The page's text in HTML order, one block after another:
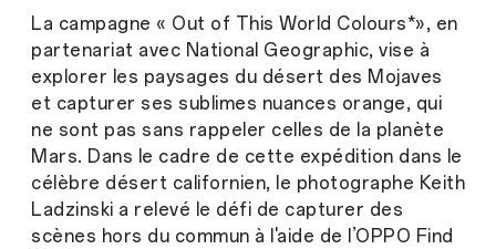
La campagne « Out of This World Colours*», en
partenariat avec National Geographic, vise à
explorer les paysages du désert des Mojaves
et capturer ses sublimes nuances orange, qui
ne sont pas sans rappeler celles de la planète
Mars. Dans le cadre de cette expédition dans le
célèbre désert californien, le photographe Keith
Ladzinski a relevé le défi de capturer des
scènes hors du commun à l'aide de l’OPPO Find